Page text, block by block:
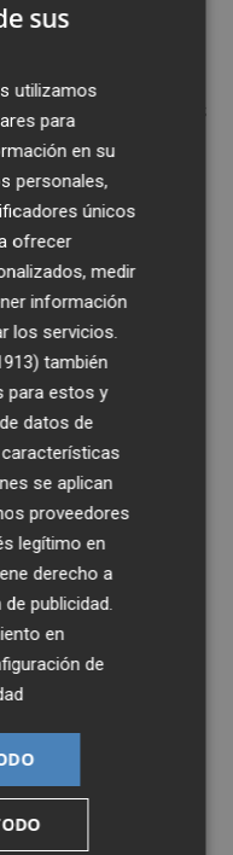
Fundación
la participación
y el apoyo de las
implicación
del mar,
de una
comprometida
al
en
PortCastelló
del
de
los
Soria.
una vez más,
tejido
resulta
un modelo
y respetuoso
sus
utilizamos
para
en su
personales,
únicos
ofrecer
medir
información
los servicios.
también
para estos y
datos de
se aplican
proveedores
legítimo en
derecho a
publicidad.
en
de